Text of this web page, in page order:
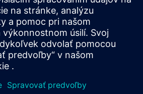
o priemyselnej bezpečnosti